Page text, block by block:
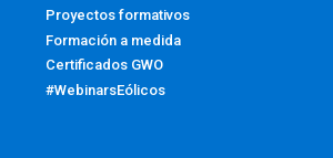
Proyectos formativos
Formación a medida
Certificados GWO
#WebinarsEólicos